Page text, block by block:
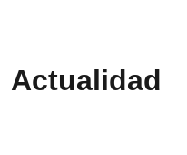
Actualidad